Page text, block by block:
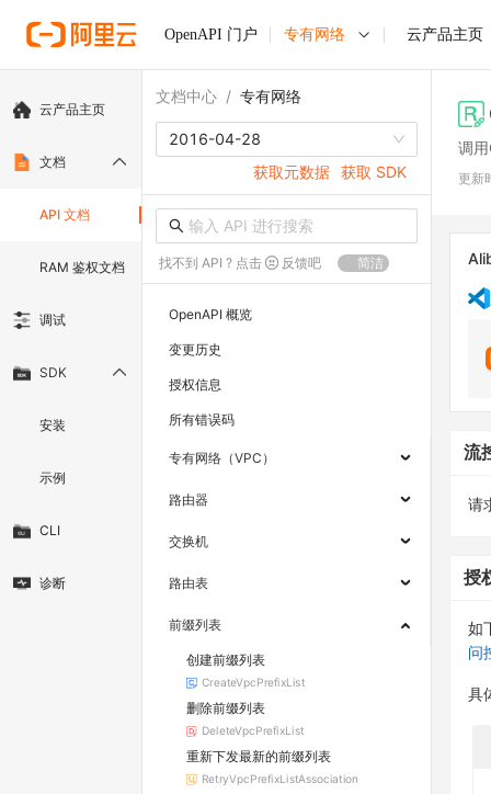
OpenAPI 门户 专有网络 云产品主页
云产品主页
文档
API 文档
RAM 鉴权文档
调试
SDK
安装
示例
CLI
诊断
文档中心 / 专有网络
2016-04-28
获取元数据 获取 SDK
找不到 API ? 点击 反馈吧 简洁
OpenAPI 概览
变更历史
授权信息
所有错误码
专有网络（VPC）
路由器
交换机
路由表
前缀列表
创建前缀列表
CreateVpcPrefixList
删除前缀列表
DeleteVpcPrefixList
重新下发最新的前缀列表
RetryVpcPrefixListAssociation
调
更新
流
请
授
如
问
具